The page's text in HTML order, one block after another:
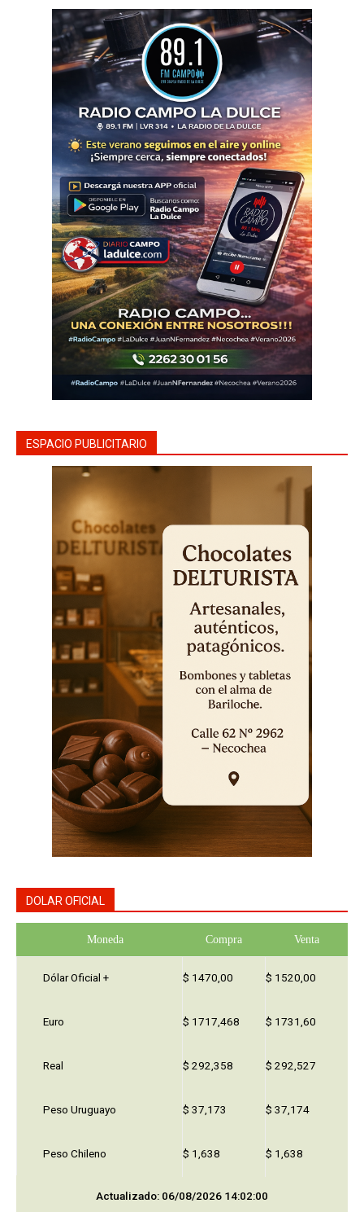
ESPACIO PUBLICITARIO
DOLAR OFICIAL
Moneda Compra Venta
Dólar Oficial + $ 1470,00 $ 1520,00
Euro $ 1717,468 $ 1731,60
Real $ 292,358 $ 292,527
Peso Uruguayo $ 37,173 $ 37,174
Peso Chileno $ 1,638 $ 1,638
Actualizado: 06/08/2026 14:02:00